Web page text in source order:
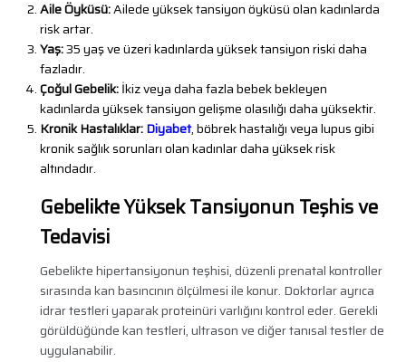
Aile Öyküsü:Ailede yüksek tansiyon öyküsü olan kadınlarda
risk artar.
Yaş:35 yaş ve üzeri kadınlarda yüksek tansiyon riski daha
fazladır.
Çoğul Gebelik:İkiz veya daha fazla bebek bekleyen
kadınlarda yüksek tansiyon gelişme olasılığı daha yüksektir.
Kronik Hastalıklar: Diyabet, böbrek hastalığı veya lupus gibi
kronik sağlık sorunları olan kadınlar daha yüksek risk
altındadır.
Gebelikte Yüksek Tansiyonun Teşhis ve
Tedavisi
Gebelikte hipertansiyonun teşhisi, düzenli prenatal kontroller
sırasında kan basıncının ölçülmesi ile konur. Doktorlar ayrıca
idrar testleri yaparak proteinüri varlığını kontrol eder. Gerekli
görüldüğünde kan testleri, ultrason ve diğer tanısal testler de
uygulanabilir.